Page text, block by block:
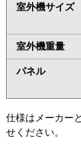
室外機サイズ
室外機重量
パネル
仕様はメーカー
せください。